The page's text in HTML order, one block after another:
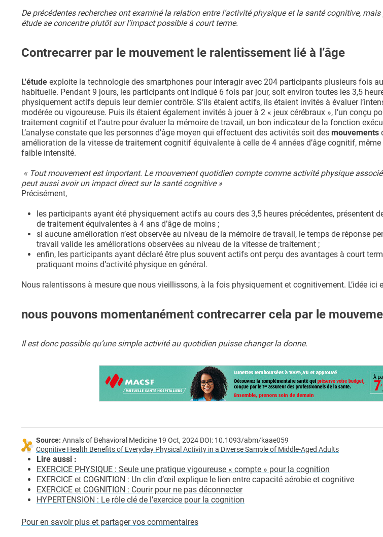
De précédentes recherches ont examiné la relation entre l’activité physique et la santé cognitive,
étude se concentre plutôt sur l’impact possible à court terme.
Contrecarrer par le mouvement le ralentissement lié à l’âge
L'étude exploite la technologie des smartphones pour interagir avec 204 participants plusieurs fois
habituelle. Pendant 9 jours, les participants ont indiqué 6 fois par jour, soit environ toutes les 3,5
physiquement actifs depuis leur dernier contrôle. S’ils étaient actifs, ils étaient invités à évaluer
modérée ou vigoureuse. Puis ils étaient également invités à jouer à 2 « jeux cérébraux », l’un conçu
traitement cognitif et l’autre pour évaluer la mémoire de travail, un bon indicateur de la fonction
L’analyse constate que les personnes d'âge moyen qui effectuent des activités soit des mouvements
amélioration de la vitesse de traitement cognitif équivalente à celle de 4 années d’âge cognitif,
faible intensité.
« Tout mouvement est important. Le mouvement quotidien compte comme activité physique
peut aussi avoir un impact direct sur la santé cognitive »
Précisément,
les participants ayant été physiquement actifs au cours des 3,5 heures précédentes, présentent
de traitement équivalentes à 4 ans d’âge de moins ;
si aucune amélioration n’est observée au niveau de la mémoire de travail, le temps de réponse
travail valide les améliorations observées au niveau de la vitesse de traitement ;
enfin, les participants ayant déclaré être plus souvent actifs ont perçu des avantages à court
pratiquant moins d’activité physique en général.
Nous ralentissons à mesure que nous vieillissons, à la fois physiquement et cognitivement. L’idée ici
nous pouvons momentanément contrecarrer cela par le
Il est donc possible qu’une simple activité au quotidien puisse changer la donne.
Source: Annals of Behavioral Medicine 19 Oct, 2024 DOI: 10.1093/abm/kaae059
Cognitive Health Benefits of Everyday Physical Activity in a Diverse Sample of Middle-Aged Adults
Lire aussi :
EXERCICE PHYSIQUE : Seule une pratique vigoureuse « compte » pour la cognition
EXERCICE et COGNITION : Un clin d’œil explique le lien entre capacité aérobie et cognitive
EXERCICE et COGNITION : Courir pour ne pas déconnecter
HYPERTENSION : Le rôle clé de l’exercice pour la cognition
Pour en savoir plus et partager vos commentaires